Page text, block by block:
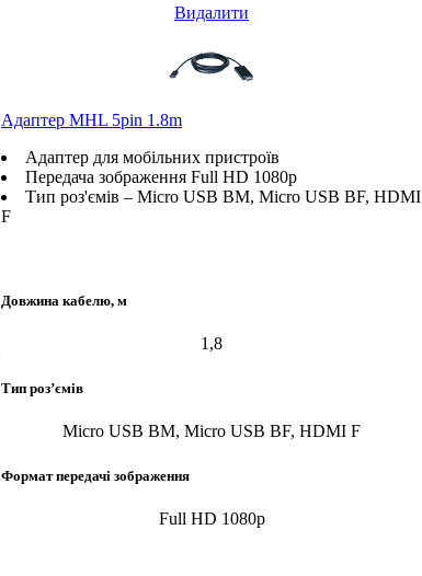
Видалити
Адаптер MHL 5pin 1.8m
Адаптер для мобільних пристроїв
Передача зображення Full HD 1080p
Тип роз'ємів – Micro USB BM, Micro USB BF, HDMI
F
Довжина кабелю, м
1,8
Тип роз’ємів
Micro USB BM, Micro USB BF, HDMI F
Формат передачі зображення
Full HD 1080p